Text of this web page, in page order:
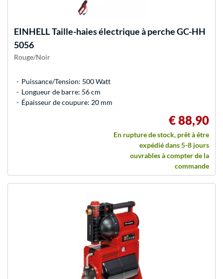
EINHELLTaille-haies électrique à perche GC-HH
5056
Rouge/Noir
Puissance/Tension: 500 Watt
Longueur de barre: 56 cm
Épaisseur de coupure: 20 mm
€ 88,90
En rupture de stock, prêt à être
expédié dans 5-8 jours
ouvrables à compter de la
commande